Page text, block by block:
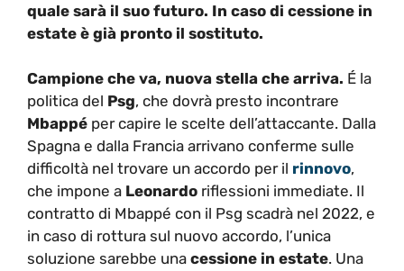
quale sarà il suo futuro. In caso di cessione in
estate è già pronto il sostituto.
Campione che va, nuova stella che arriva. É la
politica del Psg, che dovrà presto incontrare
Mbappé per capire le scelte dell’attaccante. Dalla
Spagna e dalla Francia arrivano conferme sulle
difficoltà nel trovare un accordo per il rinnovo,
che impone a Leonardo riflessioni immediate. Il
contratto di Mbappé con il Psg scadrà nel 2022, e
in caso di rottura sul nuovo accordo, l’unica
soluzione sarebbe una cessione in estate. Una